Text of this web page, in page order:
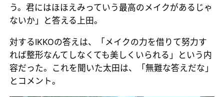
う。君にはほほえみっていう最高のメイクがあるじゃ
ないか」と答える上田。
対するIKKOの答えは、「メイクの力を借りて努力す
れば整形なんてしなくても美しくいられる」という内
容だった。これを聞いた太田は、「無難な答えだな」
とコメント。